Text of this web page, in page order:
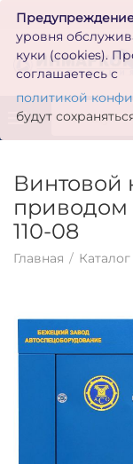
уровня
куки (cookies).
соглашаетесь с
политикой
будут
Винтовой
приводом
110-08
Главная / Каталог